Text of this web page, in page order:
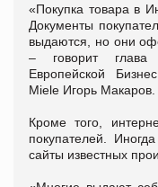
«Покупка товара в
Документы
выдаются, но они
– говорит глава
Европейской
Miele Игорь Макаров.
Кроме того,
покупателей.
сайты известных